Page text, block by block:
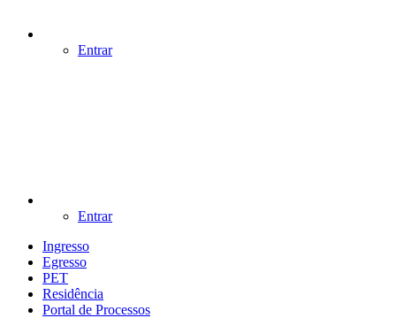
Entrar
Entrar
Ingresso
Egresso
PET
Residência
Portal de Processos